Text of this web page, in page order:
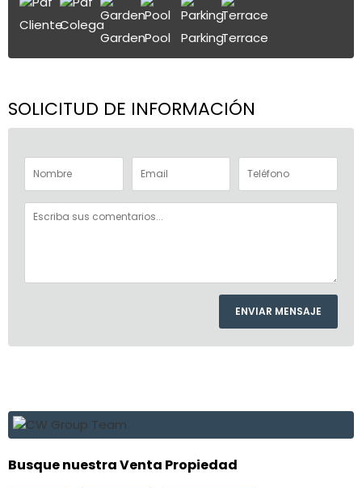
ClienteColega
GardenPool ParkingTerrace
SOLICITUD DE INFORMACIÓN
Busque nuestra Venta Propiedad